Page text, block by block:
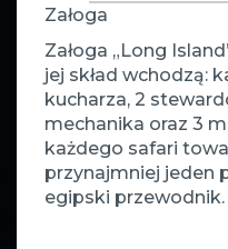
Załoga
Załoga „Long
jej skład wchodzą:
kucharza, 2
mechanika oraz 3
każdego safari
przynajmniej jeden
egipski przewodnik.